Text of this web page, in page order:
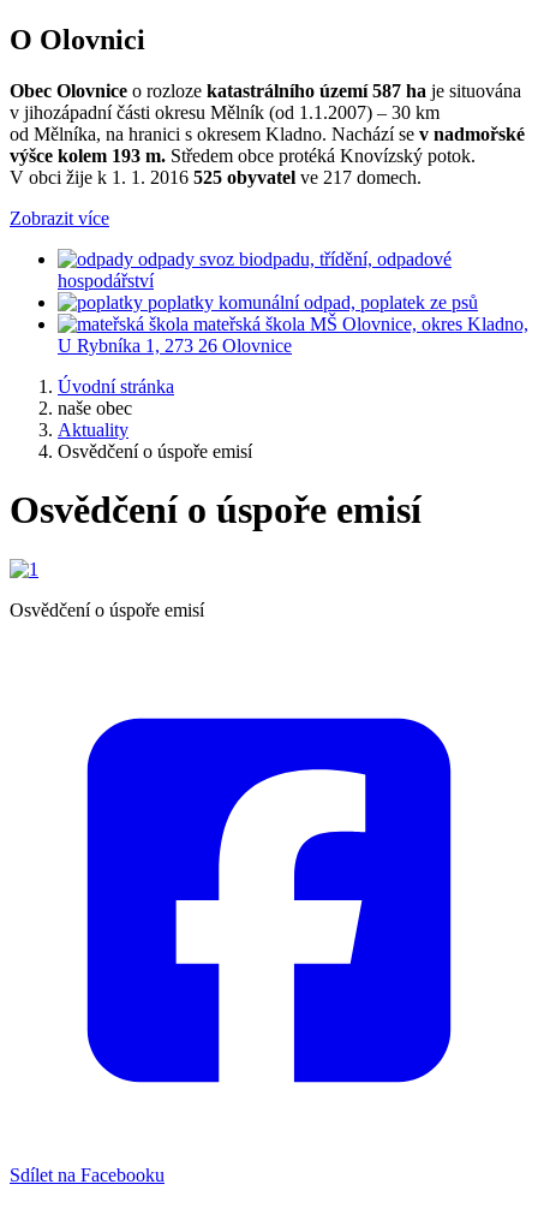
O Olovnici
Obec Olovnice o rozloze katastrálního území 587 ha je situována
v jihozápadní části okresu Mělník (od 1.1.2007) – 30 km
od Mělníka, na hranici s okresem Kladno. Nachází se v nadmořské
výšce kolem 193 m. Středem obce protéká Knovízský potok.
V obci žije k 1. 1. 2016 525 obyvatel ve 217 domech.
Zobrazit více
odpady svoz biodpadu, třídění, odpadové
hospodářství
poplatky komunální odpad, poplatek ze psů
mateřská škola MŠ Olovnice, okres Kladno,
U Rybníka 1, 273 26 Olovnice
Úvodní stránka
naše obec
Aktuality
Osvědčení o úspoře emisí
Osvědčení o úspoře emisí
Osvědčení o úspoře emisí
Sdílet na Facebooku